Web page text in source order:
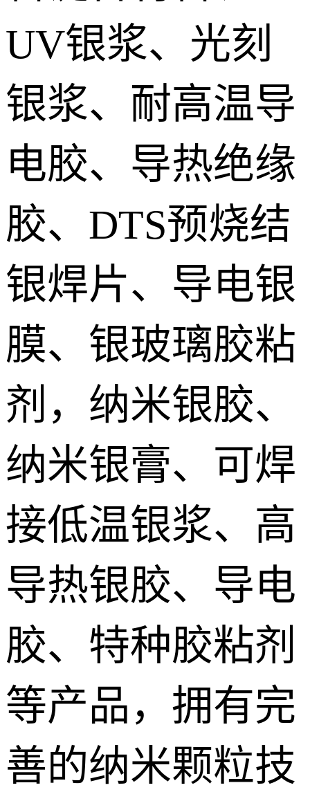
UV银浆、光刻
银浆、耐高温导
电胶、导热绝缘
胶、DTS预烧结
银焊片、导电银
膜、银玻璃胶粘
剂，纳米银胶、
纳米银膏、可焊
接低温银浆、高
导热银胶、导电
胶、特种胶粘剂
等产品，拥有完
善的纳米颗粒技